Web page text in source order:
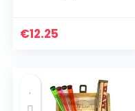
verjaardag Happy
€12.25